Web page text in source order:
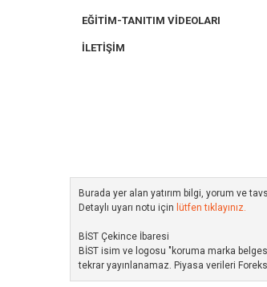
EĞİTİM-TANITIM VİDEOLARI
İLETİŞİM
Burada yer alan yatırım bilgi, yorum ve
Detaylı uyarı notu için lütfen tıklayınız.
BİST Çekince İbaresi
BİST isim ve logosu "koruma marka
tekrar yayınlanamaz. Piyasa verileri